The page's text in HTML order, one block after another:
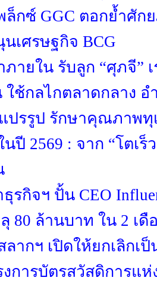
ล็กซ์ GGC ตอกย้ำศัก
เศรษฐกิจ BCG
ายใน รับลูก “ศุภจี” เ
ใช้กลไกตลาดกลาง
ปรรูป รักษาคุณภาพทุ
นปี 2569 : จาก “โตเร็
กิจฯ ปั้น CEO
80 ล้านบาท ใน 2 เดื
ลากฯ เปิดให้ยกเลิกเ
งการบัตรสวัสดิการแห่